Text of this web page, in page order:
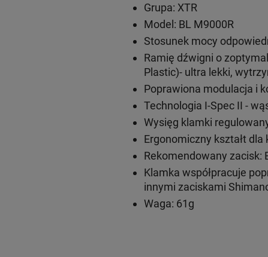
Grupa: XTR
Model: BL M9000R
Stosunek mocy
Ramię dźwigni o
Plastic)- ultra lekki,
Poprawiona modulacja i
Technologia I-Spec II -
Wysięg klamki
Ergonomiczny kształt
Rekomendowany zacisk:
Klamka współpracuje
innymi zaciskami
Waga: 61g